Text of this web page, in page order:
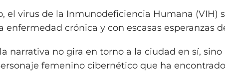
el virus de la Inmunodeficiencia Humana (VIH)
enfermedad crónica y con escasas esperanzas
narrativa no gira en torno a la ciudad en sí,
femenino cibernético que ha